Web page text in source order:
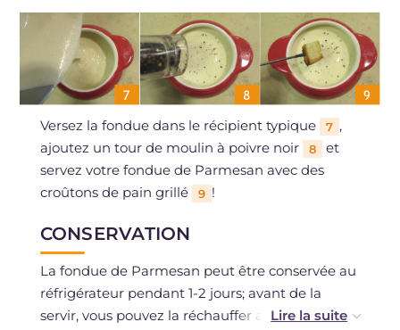
Versez la fondue dans le récipient typique 7 ,
ajoutez un tour de moulin à poivre noir
8
et
servez votre fondue de Parmesan avec des
croûtons de pain grillé
9 !
CONSERVATION
La fondue de Parmesan peut être conservée au
réfrigérateur pendant 1-2 jours; avant de la
servir, vous pouvez la réchauffer au bain-marie